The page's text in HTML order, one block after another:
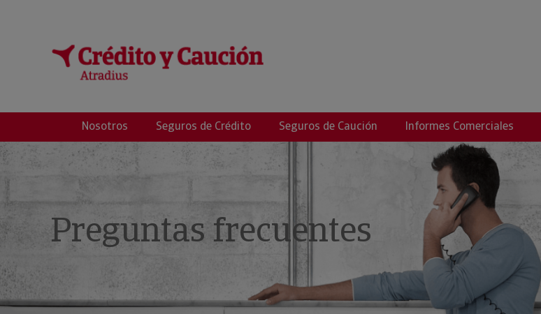
Micass Consulting
Nosotros Seguros de Crédito Seguros de Caución Informes Comerciales
Preguntas frecuentes